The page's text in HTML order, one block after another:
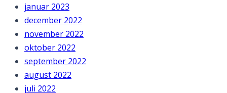
januar 2023
december 2022
november 2022
oktober 2022
september 2022
august 2022
juli 2022